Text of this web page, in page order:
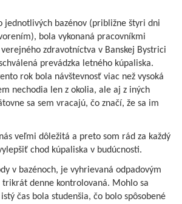
jednotlivých bazénov (približne štyri dni
bola vykonaná pracovníkmi
zdravotníctva v Banskej Bystrici
prevádzka letného kúpaliska.
rok bola návštevnosť viac než vysoká
nechodia len z okolia, ale aj z iných
sa sem vracajú, čo značí, že sa im
veľmi dôležitá a preto som rád za každý
chod kúpaliska v budúcnosti.
v bazénoch, je vyhrievaná odpadovým
denne kontrolovaná. Mohlo sa
čas bola studenšia, čo bolo spôsobené